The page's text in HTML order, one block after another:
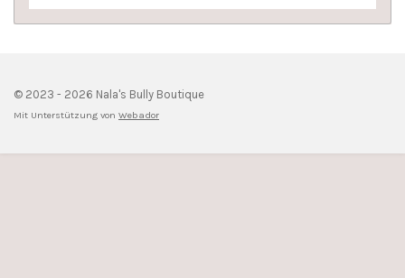
© 2023 - 2026 Nala's Bully Boutique
Mit Unterstützung von Webador